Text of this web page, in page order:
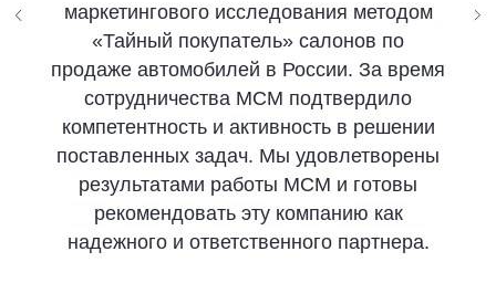
маркетингового исследования методом
«Тайный покупатель» салонов по
продаже автомобилей в России. За время
сотрудничества МСМ подтвердило
компетентность и активность в решении
поставленных задач. Мы удовлетворены
результатами работы МСМ и готовы
рекомендовать эту компанию как
надежного и ответственного партнера.